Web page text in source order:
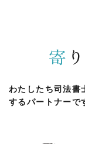
寄
わたしたち司法書
するパートナーで